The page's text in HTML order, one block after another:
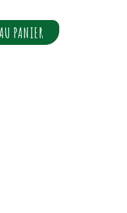
PANIER